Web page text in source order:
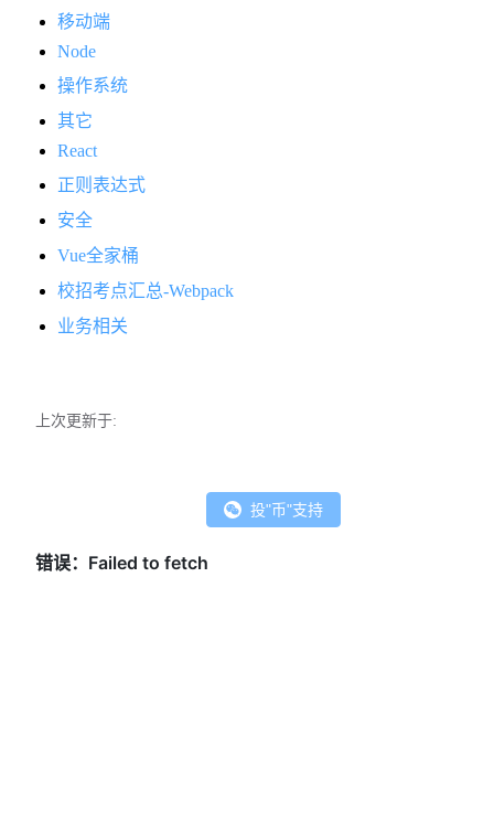
移动端
Node
操作系统
其它
React
正则表达式
安全
Vue全家桶
校招考点汇总-Webpack
业务相关
上次更新于:
投"币"支持